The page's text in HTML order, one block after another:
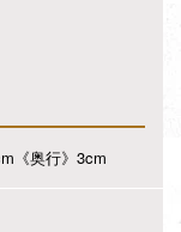
《奥行》3cm